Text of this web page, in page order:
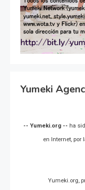
Yumeki
-- Yumeki.org -- ha
en Internet, por
Yumeki.org,